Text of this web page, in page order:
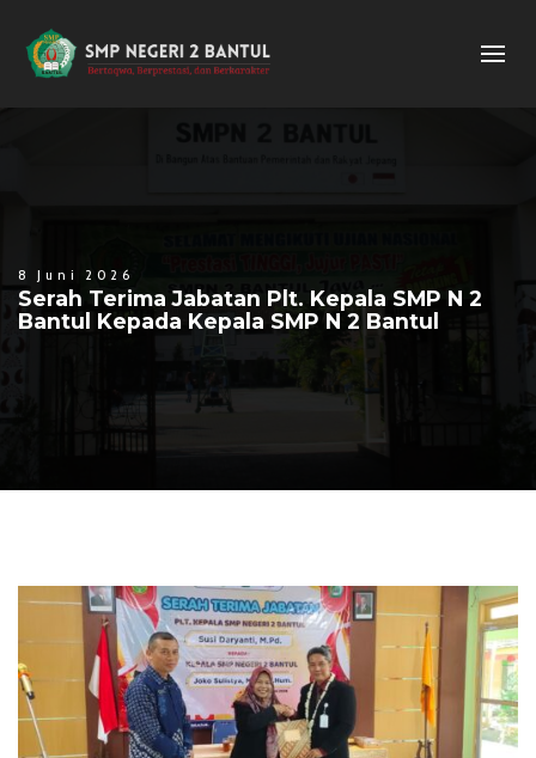
8 Juni 2026
Serah Terima Jabatan Plt. Kepala SMP N 2
Bantul Kepada Kepala SMP N 2 Bantul